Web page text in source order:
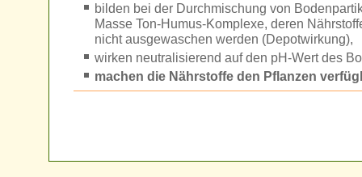
bilden bei der Durchmischung von
Masse Ton-Humus-Komplexe, deren
nicht ausgewaschen werden (Depotwirkung),
wirken neutralisierend auf den pH-Wert des
machen die Nährstoffe den Pflanzen